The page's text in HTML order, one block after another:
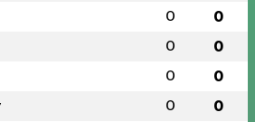
0 0
0 0
0 0
0 0